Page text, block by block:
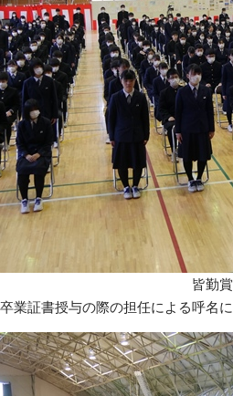
皆勤賞
業証書授与の際の担任による呼名